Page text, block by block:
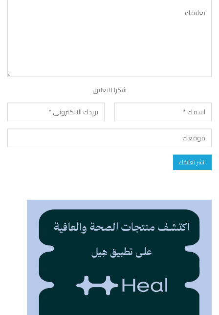
شكرا للتعليق